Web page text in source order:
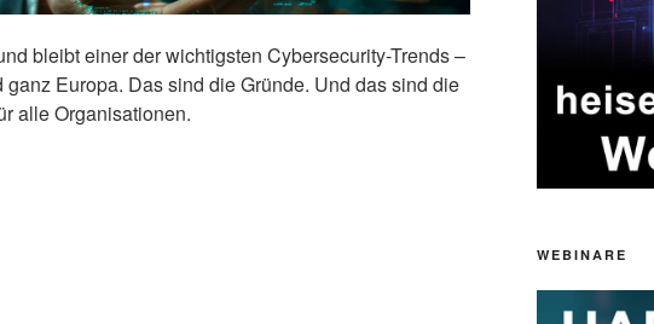
bleibt einer der wichtigsten Cybersecurity-Trends –
ganz Europa. Das sind die Gründe. Und das sind die
alle Organisationen.
WEBINARE